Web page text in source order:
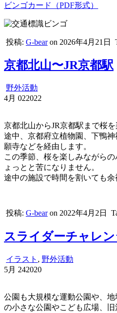
ビンゴカード（PDF形式）
投稿: G-bearon 2026年4月21日
京都北山〜JR京都駅
野外活動
4月 022022
京都北山からJR京都駅まで桜を
途中、京都府立植物園、下鴨
願寺などを経由します。
この季節、桜を楽しみながら
ょっとと苦になりません。
途中の施設で時間を割いても余
投稿: G-bearon 2022年4月2日
スライダーチャレン
イラスト , 野外活動
5月 242020
公園も大規模な運動公園や、
の小さな公園やこども広場、旧